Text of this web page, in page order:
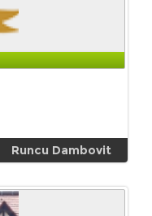
Runcu Dambovit